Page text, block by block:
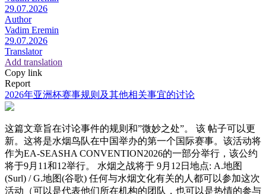
29.07.2026
Author
Vadim Eremin
29.07.2026
Translator
Add translation
Copy link
Report
2026年亚洲杯赛事规则及其他相关事宜的讨论
这篇文章旨在讨论事件的规则和”微妙之处”。 该 帖子可以更
新。这将是水烟鸟队在中国举办的第一个国际赛事。该活动将
作为EA-SEASHA CONVENTION2026的一部分举行，该公约
将于9月11和12举行。 水烟之战将于 9月12日地点: A.地图
(Surl) / G.地图(谷歌) 任何与水烟文化有关的人都可以参加这次
活动（可以是代表他们所在机构的团队，也可以是热情的参与